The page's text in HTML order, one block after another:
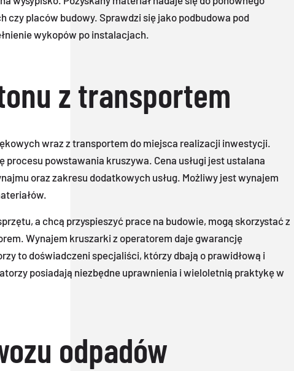
czy placów budowy. Sprawdzi się jako podbudowa pod
wykopów po instalacjach.
z transportem
wraz z transportem do miejsca realizacji inwestycji.
powstawania kruszywa. Cena usługi jest ustalana
oraz zakresu dodatkowych usług. Możliwy jest wynajem
a chcą przyspieszyć prace na budowie, mogą skorzystać z
Wynajem kruszarki z operatorem daje gwarancję
to doświadczeni specjaliści, którzy dbają o prawidłową i
posiadają niezbędne uprawnienia i wieloletnią praktykę w
odpadów